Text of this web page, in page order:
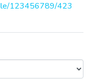
123456789/423